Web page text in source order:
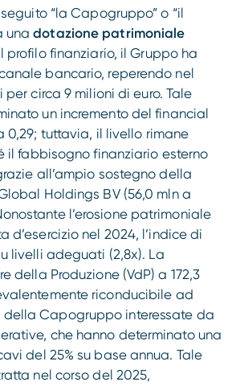
“la Capogruppo” o “il
unadotazione patrimoniale
profilo finanziario, il Gruppo ha
bancario, reperendo nel
circa 9 milioni di euro. Tale
un incremento del financial
0,29; tuttavia, il livello rimane
il fabbisogno finanziario esterno
all’ampio sostegno della
Holdings BV (56,0 mln a
l’erosione patrimoniale
d’esercizio nel 2024, l’indice di
livelli adeguati (2,8x). La
della Produzione (VdP) a 172,3
riconducibile ad
della Capogruppo interessate da
che hanno determinato una
del 25% su base annua. Tale
nel corso del 2025,